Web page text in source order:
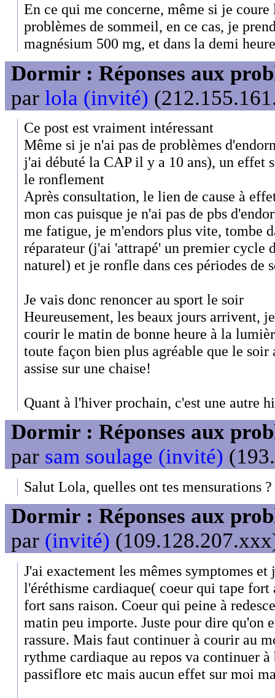
En ce qui me concerne, même si je
problèmes de sommeil, en ce cas, je
magnésium 500 mg, et dans la demi
Dormir : Réponses aux
par lola (invité)
Ce post est vraiment intéressant
Même si je n'ai pas de problèmes
j'ai débuté la CAP il y a 10 ans), un effet
le ronflement
Après consultation, le lien de cause à
mon cas puisque je n'ai pas de pbs
me fatigue, je m'endors plus vite, tombe
réparateur (j'ai 'attrapé' un premier cycle
naturel) et je ronfle dans ces périodes de
Je vais donc renoncer au sport le soir
Heureusement, les beaux jours arrivent,
courir le matin de bonne heure à la
toute façon bien plus agréable que le
assise sur une chaise!
Quant à l'hiver prochain, c'est une autre
Dormir : Réponses aux
par sam soulage (invité)
Salut Lola, quelles ont tes mensurations ?
Dormir : Réponses aux
par (invité)
J'ai exactement les mêmes symptomes
l'éréthisme cardiaque( coeur qui tape fort
fort sans raison. Coeur qui peine à
matin peu importe. Juste pour dire qu'on
rassure. Mais faut continuer à courir au
rythme cardiaque au repos va continuer à
passiflore etc mais aucun effet sur moi